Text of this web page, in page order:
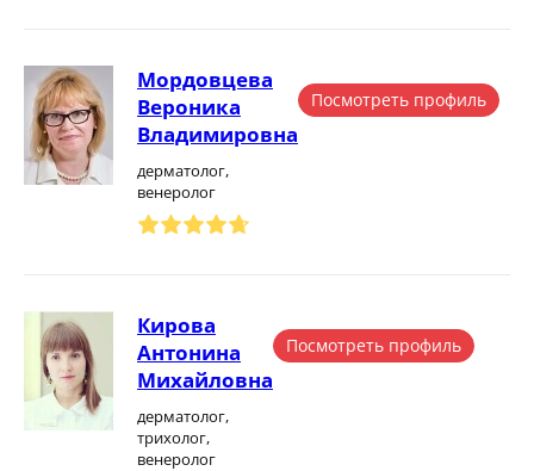
Мордовцева
Вероника
Владимировна
дерматолог,
венеролог
Посмотреть профиль
Кирова
Антонина
Михайловна
дерматолог,
трихолог,
венеролог
Посмотреть профиль